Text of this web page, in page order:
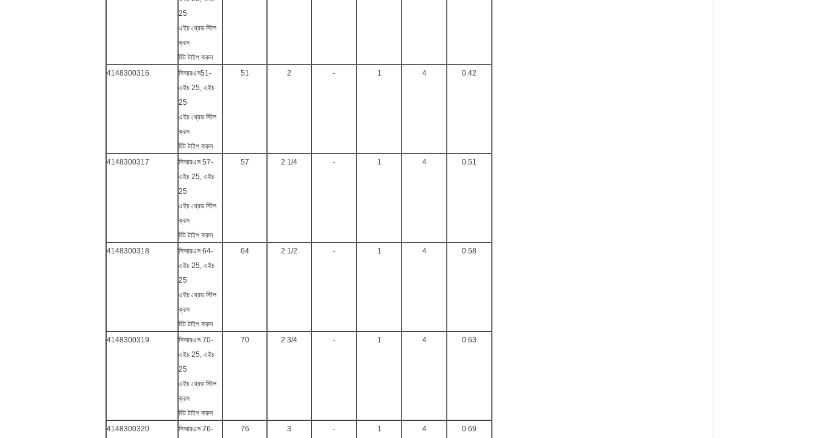
25
এইচ থ্রেড স্টিল
ক্রস
বিট টাইপ করুন
4148300316
সিআরএস51-
এইচ 25, এইচ
25
এইচ থ্রেড স্টিল
ক্রস
বিট টাইপ করুন
51 2 - 1 4 0.42
4148300317
সিআরএস 57-
এইচ 25, এইচ
25
এইচ থ্রেড স্টিল
ক্রস
বিট টাইপ করুন
57 2 1/4 - 1 4 0.51
4148300318
সিআরএস 64-
এইচ 25, এইচ
25
এইচ থ্রেড স্টিল
ক্রস
বিট টাইপ করুন
64 2 1/2 - 1 4 0.58
4148300319
সিআরএস 70-
এইচ 25, এইচ
25
এইচ থ্রেড স্টিল
ক্রস
বিট টাইপ করুন
70 2 3/4 - 1 4 0.63
4148300320
সিআরএস 76-
76 3 - 1 4 0.69